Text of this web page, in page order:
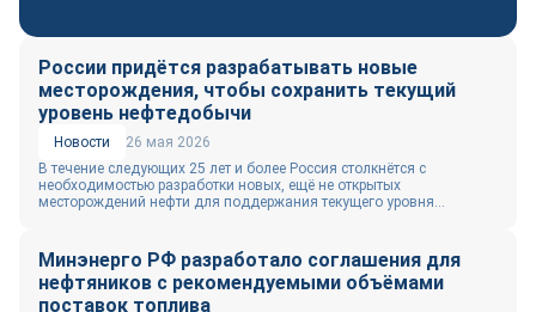
России придётся разрабатывать новые
месторождения, чтобы сохранить текущий
уровень нефтедобычи
Новости
26 мая 2026
В течение следующих 25 лет и более Россия столкнётся с
необходимостью разработки новых, ещё не открытых
месторождений нефти для поддержания текущего уровня...
Минэнерго РФ разработало соглашения для
нефтяников с рекомендуемыми объёмами
поставок топлива